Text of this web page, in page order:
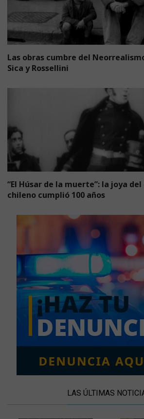
Las obras cumbre del
Sica y Rossellini
“El Húsar de la muerte”: la joya
chileno cumplió 100 años
LAS ÚLTIMAS